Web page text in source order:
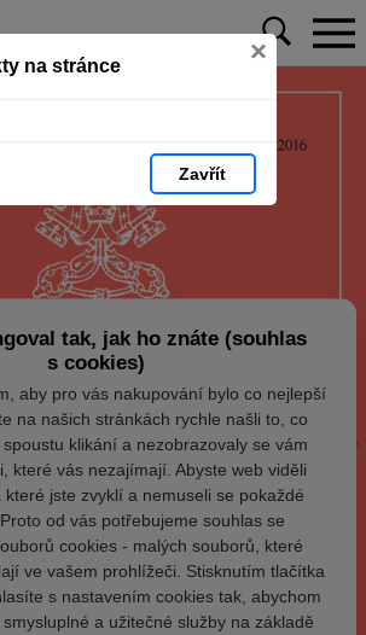
na stránce ×
Zavřít
tak, jak ho znáte (souhlas
s cookies)
aby pro vás nakupování bylo co nejlepší
na našich stránkách rychle našli to, co
klikání a nezobrazovaly se vám
které vás nezajímají. Abyste web viděli
jste zvyklí a nemuseli se pokaždé
od vás potřebujeme souhlas se
cookies - malých souborů, které
ve vašem prohlížeči. Stisknutím tlačítka
s nastavením cookies tak, abychom
a užitečné služby na základě